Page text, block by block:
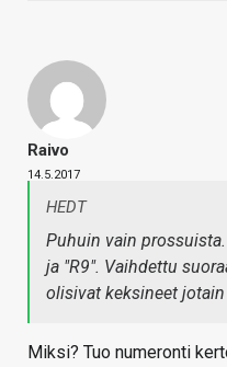
Raivo
14.5.2017
HEDT
Puhuin vain
ja "R9". Vaihdettu
olisivat keksineet jotain
Miksi? Tuo numeronti